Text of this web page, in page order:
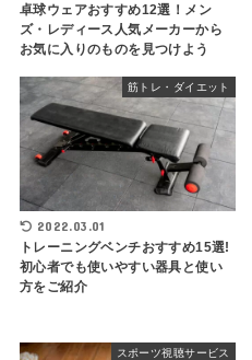
卓球ウェアおすすめ12選！メン
ズ・レディース人気メーカーから
お気に入りのものを見つけよう
筋トレ・ダイエット
2022.03.01
トレーニングベンチおすすめ15選!
初心者でも使いやすい器具と使い
方をご紹介
スポーツ視聴サービス